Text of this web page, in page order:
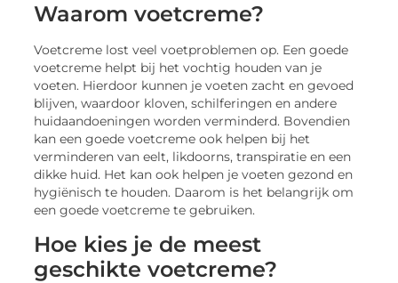
Waarom voetcreme?
Voetcreme lost veel voetproblemen op. Een goede
voetcreme helpt bij het vochtig houden van je
voeten. Hierdoor kunnen je voeten zacht en gevoed
blijven, waardoor kloven, schilferingen en andere
huidaandoeningen worden verminderd. Bovendien
kan een goede voetcreme ook helpen bij het
verminderen van eelt, likdoorns, transpiratie en een
dikke huid. Het kan ook helpen je voeten gezond en
hygiënisch te houden. Daarom is het belangrijk om
een goede voetcreme te gebruiken.
Hoe kies je de meest
geschikte voetcreme?